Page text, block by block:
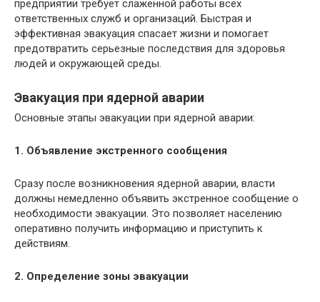
предприятии требует слаженной работы всех
ответственных служб и организаций. Быстрая и
эффективная эвакуация спасает жизни и помогает
предотвратить серьезные последствия для здоровья
людей и окружающей среды.
Эвакуация при ядерной аварии
Основные этапы эвакуации при ядерной аварии:
1. Объявление экстренного сообщения
Сразу после возникновения ядерной аварии, власти
должны немедленно объявить экстренное сообщение о
необходимости эвакуации. Это позволяет населению
оперативно получить информацию и приступить к
действиям.
2. Определение зоны эвакуации